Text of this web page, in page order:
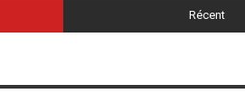
Récent